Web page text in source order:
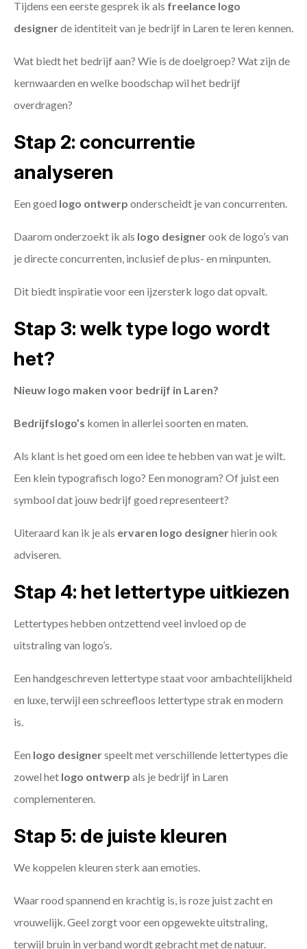
Tijdens een eerste gesprek ik als freelance logo
designerde identiteit van je bedrijf in Laren te leren kennen.
Wat biedt het bedrijf aan? Wie is de doelgroep? Wat zijn de
kernwaarden en welke boodschap wil het bedrijf
overdragen?
Stap 2: concurrentie
analyseren
Een goed logo ontwerp onderscheidt je van concurrenten.
Daarom onderzoekt ik als logo designerook de logo’s van
je directe concurrenten, inclusief de plus- en minpunten.
Dit biedt inspiratie voor een ijzersterk logo dat opvalt.
Stap 3: welk type logo wordt
het?
Nieuw logo maken voor bedrijf in Laren?
Bedrijfslogo’s komen in allerlei soorten en maten.
Als klant is het goed om een idee te hebben van wat je wilt.
Een klein typografisch logo? Een monogram? Of juist een
symbool dat jouw bedrijf goed representeert?
Uiteraard kan ik je als ervaren logo designerhierin ook
adviseren.
Stap 4: het lettertype uitkiezen
Lettertypes hebben ontzettend veel invloed op de
uitstraling van logo’s.
Een handgeschreven lettertype staat voor ambachtelijkheid
en luxe, terwijl een schreefloos lettertype strak en modern
is.
Een logo designerspeelt met verschillende lettertypes die
zowel het logo ontwerp als je bedrijf in Laren
complementeren.
Stap 5: de juiste kleuren
We koppelen kleuren sterk aan emoties.
Waar rood spannend en krachtig is, is roze juist zacht en
vrouwelijk. Geel zorgt voor een opgewekte uitstraling,
terwijl bruin in verband wordt gebracht met de natuur.